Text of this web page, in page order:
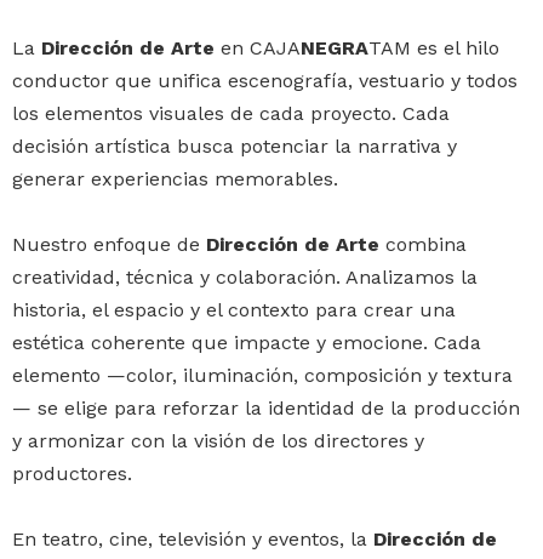
La Dirección de Arte en CAJANEGRATAM es el hilo
conductor que unifica escenografía, vestuario y todos
los elementos visuales de cada proyecto. Cada
decisión artística busca potenciar la narrativa y
generar experiencias memorables.
Nuestro enfoque de Dirección de Arte combina
creatividad, técnica y colaboración. Analizamos la
historia, el espacio y el contexto para crear una
estética coherente que impacte y emocione. Cada
elemento —color, iluminación, composición y textura
— se elige para reforzar la identidad de la producción
y armonizar con la visión de los directores y
productores.
En teatro, cine, televisión y eventos, la Dirección de